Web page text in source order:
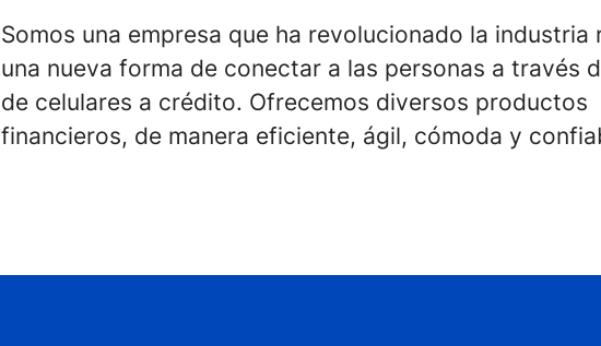
Somos una empresa que ha revolucionado la industria
una nueva forma de conectar a las personas a través
de celulares a crédito. Ofrecemos diversos productos
financieros, de manera eficiente, ágil, cómoda y